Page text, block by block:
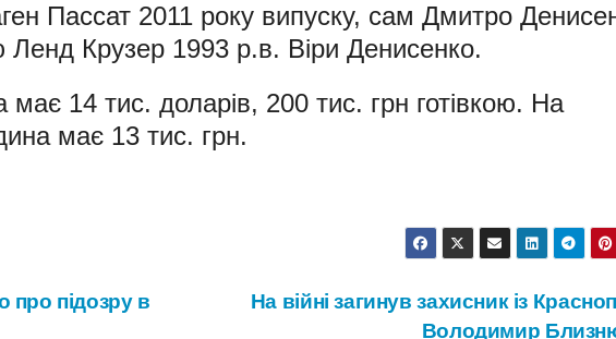
Пассат 2011 року випуску, сам Дмитро
Ленд Крузер 1993 р.в. Віри Денисенко.
14 тис. доларів, 200 тис. грн готівкою. На
має 13 тис. грн.
На війні загинув захисник із
Володимир
про підозру в